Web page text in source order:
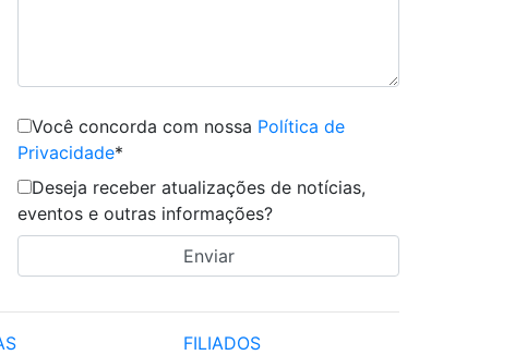
Você concorda com nossa Política de
Privacidade*
Deseja receber atualizações de notícias,
eventos e outras informações?
FILIADOS